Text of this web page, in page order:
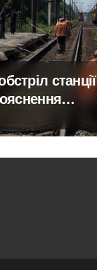
станції
час атак